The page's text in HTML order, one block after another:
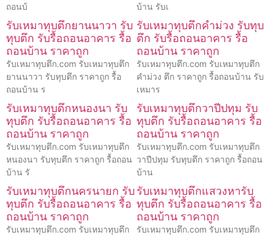
ถอนบ้
บ้าน รับเ
รับเหมาทุบตึกยานนาวา รับ
ทุบตึก รับรื้อถอนอาคาร รื้อ
ถอนบ้าน ราคาถูก
รับเหมาทุบตึก.com รับเหมาทุบตึก
ยานนาวา รับทุบตึก ราคาถูก รื้อ
ถอนบ้าน ร
รับเหมาทุบตึกคำม่วง รับทุบ
ตึก รับรื้อถอนอาคาร รื้อ
ถอนบ้าน ราคาถูก
รับเหมาทุบตึก.com รับเหมาทุบตึก
คำม่วง ตึก ราคาถูก รื้อถอนบ้าน รับ
เหมาร
รับเหมาทุบตึกหนองนา รับ
ทุบตึก รับรื้อถอนอาคาร รื้อ
ถอนบ้าน ราคาถูก
รับเหมาทุบตึก.com รับเหมาทุบตึก
หนองนา รับทุบตึก ราคาถูก รื้อถอน
บ้าน รั
รับเหมาทุบตึกวาปีปทุม รับ
ทุบตึก รับรื้อถอนอาคาร รื้อ
ถอนบ้าน ราคาถูก
รับเหมาทุบตึก.com รับเหมาทุบตึก
วาปีปทุม รับทุบตึก ราคาถูก รื้อถอน
บ้าน
รับเหมาทุบตึกนครนายก รับ
ทุบตึก รับรื้อถอนอาคาร รื้อ
ถอนบ้าน ราคาถูก
รับเหมาทุบตึก.com รับเหมาทุบตึก
รับเหมาทุบตึกแสวงหารับ
ทุบตึก รับรื้อถอนอาคาร รื้อ
ถอนบ้าน ราคาถูก
รับเหมาทุบตึก.com รับเหมาทุบตึก